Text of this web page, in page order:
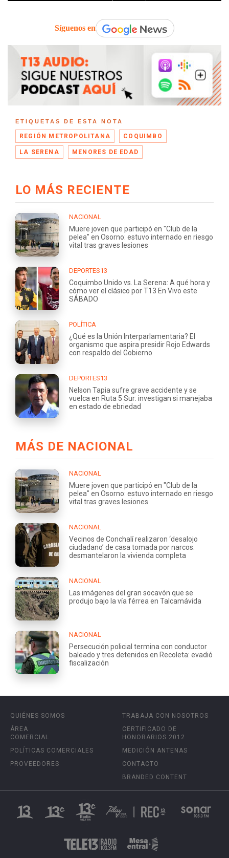
Síguenos en
ETIQUETAS DE ESTA NOTA
REGIÓN METROPOLITANA COQUIMBO
LA SERENA MENORES DE EDAD
LO MÁS RECIENTE
NACIONAL
Muere joven que participó en "Club de la
pelea" en Osorno: estuvo internado en riesgo
vital tras graves lesiones
DEPORTES13
Coquimbo Unido vs. La Serena: A qué hora y
cómo ver el clásico por T13 En Vivo este
SÁBADO
POLÍTICA
¿Qué es la Unión Interparlamentaria? El
organismo que aspira presidir Rojo Edwards
con respaldo del Gobierno
DEPORTES13
Nelson Tapia sufre grave accidente y se
vuelca en Ruta 5 Sur: investigan si manejaba
en estado de ebriedad
MÁS DE NACIONAL
NACIONAL
Muere joven que participó en "Club de la
pelea" en Osorno: estuvo internado en riesgo
vital tras graves lesiones
NACIONAL
Vecinos de Conchalí realizaron ‘desalojo
ciudadano’ de casa tomada por narcos:
desmantelaron la vivienda completa
NACIONAL
Las imágenes del gran socavón que se
produjo bajo la vía férrea en Talcamávida
NACIONAL
Persecución policial termina con conductor
baleado y tres detenidos en Recoleta: evadió
fiscalización
QUIÉNES SOMOS
ÁREA
COMERCIAL
POLÍTICAS COMERCIALES
PROVEEDORES
TRABAJA CON NOSOTROS
CERTIFICADO DE
HONORARIOS 2012
MEDICIÓN ANTENAS
CONTACTO
BRANDED CONTENT